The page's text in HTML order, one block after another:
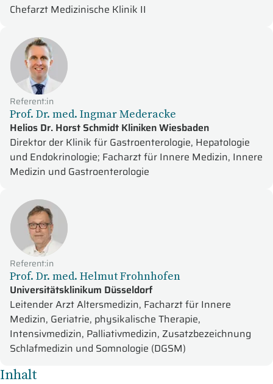
Chefarzt Medizinische Klinik II
Referent:in
Prof. Dr. med. Ingmar Mederacke
Helios Dr. Horst Schmidt Kliniken Wiesbaden
Direktor der Klinik für Gastroenterologie, Hepatologie
und Endokrinologie; Facharzt für Innere Medizin, Innere
Medizin und Gastroenterologie
Referent:in
Prof. Dr. med. Helmut Frohnhofen
Universitätsklinikum Düsseldorf
Leitender Arzt Altersmedizin, Facharzt für Innere
Medizin, Geriatrie, physikalische Therapie,
Intensivmedizin, Palliativmedizin, Zusatzbezeichnung
Schlafmedizin und Somnologie (DGSM)
Inhalt